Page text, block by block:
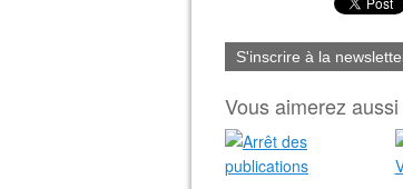
S'inscrire à la
Vous aimerez aussi